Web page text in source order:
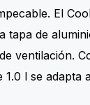
El
tapa de
ventilación.
l se adapta